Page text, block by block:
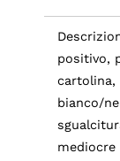
positivo,
cartolina,
bianco/
mediocre